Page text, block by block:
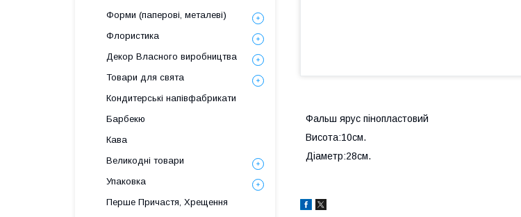
Фальш ярус пінопластовий
Висота:10см.
Діаметр:28см.
Форми (паперові, металеві)
Флористика
Декор Власного виробництва
Товари для свята
Кондитерські напівфабрикати
Барбекю
Кава
Великодні товари
Упаковка
Перше Причастя, Хрещення